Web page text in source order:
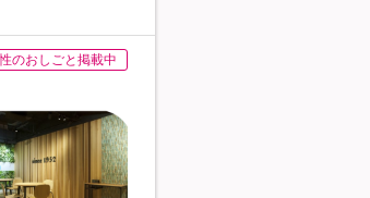
のおしごと掲載中